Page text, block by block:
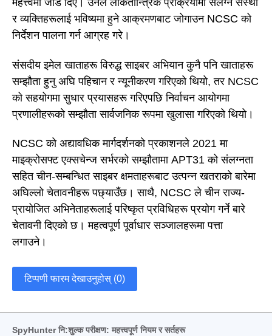
र व्यक्तिहरूलाई भविष्यमा हुने आक्रमणबाट जोगाउन NCSC को
निर्देशन पालना गर्न आग्रह गरे।
संसदीय इमेल खाताहरू विरुद्ध साइबर अभियान कुनै पनि खाताहरू
सम्झौता हुनु अघि पहिचान र न्यूनीकरण गरिएको थियो, तर NCSC
को सहयोगमा सुधार प्रयासहरू गरिएपछि निर्वाचन आयोगमा
प्रणालीहरूको सम्झौता सार्वजनिक रूपमा खुलासा गरिएको थियो।
NCSC को अद्यावधिक मार्गदर्शनको प्रकाशनले 2021 मा
माइक्रोसफ्ट एक्सचेन्ज सर्भरको सम्झौतामा APT31 को संलग्नता
सहित चीन-सम्बन्धित साइबर क्षमताहरूबाट उत्पन्न खतराको बारेमा
अघिल्लो चेतावनीहरू पछ्याउँछ। साथै, NCSC ले चीन राज्य-
प्रायोजित अभिनेताहरूलाई परिष्कृत प्रविधिहरू प्रयोग गर्ने बारे
चेतावनी दिएको छ। महत्वपूर्ण पूर्वाधार सञ्जालहरूमा पत्ता
लगाउने।
टिप्पणी फारम देखाउनुहोस् (0)
SpyHunter नि:शुल्क परीक्षण: महत्त्वपूर्ण नियम र सर्तहरू